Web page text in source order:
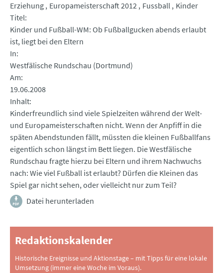
Erziehung Europameisterschaft 2012 Fussball Kinder
Titel
Kinder und Fußball-WM: Ob Fußballgucken abends erlaubt
ist, liegt bei den Eltern
In
Westfälische Rundschau (Dortmund)
Am
19.06.2008
Inhalt
Kinderfreundlich sind viele Spielzeiten während der Welt-
und Europameisterschaften nicht. Wenn der Anpfiff in die
späten Abendstunden fällt, müssten die kleinen Fußballfans
eigentlich schon längst im Bett liegen. Die Westfälische
Rundschau fragte hierzu bei Eltern und ihrem Nachwuchs
nach: Wie viel Fußball ist erlaubt? Dürfen die Kleinen das
Spiel gar nicht sehen, oder vielleicht nur zum Teil?
Datei herunterladen
Redaktionskalender
Historische Ereignisse und Aktionstage – mit Tipps für eine lokale
Umsetzung (immer eine Woche im Voraus).